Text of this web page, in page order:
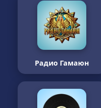
Радио Гамаюн